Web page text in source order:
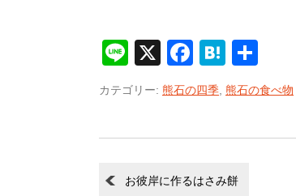
Line
X Facebook
Hatena
有
カテゴリー: 熊石の四季 熊石の食べ物
お彼岸に作るはさみ餅